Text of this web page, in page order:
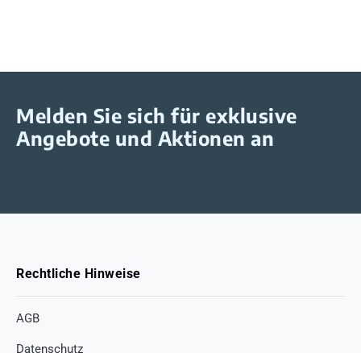
Melden Sie sich für exklusive
Angebote und Aktionen an
Rechtliche Hinweise
AGB
Datenschutz